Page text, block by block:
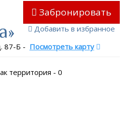
Забронировать
Добавить в избранное
87-Б - Посмотреть карту